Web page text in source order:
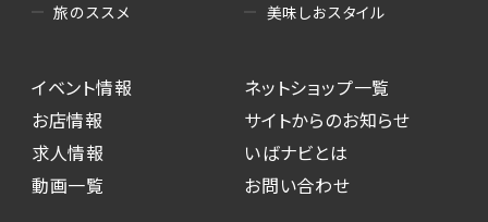
旅のススメ
美味しおスタイル
イベント情報
お店情報
求人情報
動画一覧
ネットショップ一覧
サイトからのお知らせ
いばナビとは
お問い合わせ